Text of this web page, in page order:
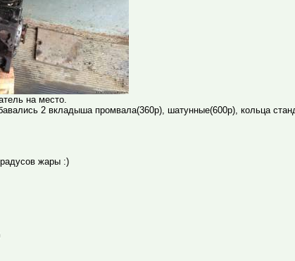
на место.
2 вкладыша промвала(360р), шатунные(600р), кольца
жары :)